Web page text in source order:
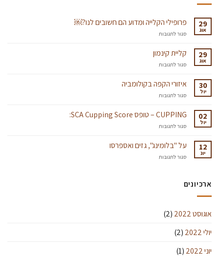
29
אוג
פרופילי הקלייה ומדוע הם חשובים לנו?￼
סגור לתגובות
הקלייה
ומדוע
הם
לנו?
29
אוג
קליית קינמון
סגור לתגובות
קינמון
30
יול
איזורי הקפה בקולומביה
סגור לתגובות
הקפה
02
יול
CUPPING – טופס SCA Cupping Score:
סגור לתגובות
–
טופס
SCA
12
יונ
על "בלומינג", גזים ואספרסו
סגור לתגובות
ארכיונים
אוגוסט 2022
(2)
יולי 2022
(2)
יוני 2022
(1)